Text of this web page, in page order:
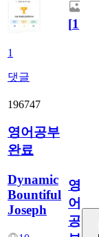
1
댓글
[1]
196747
영어공부
완료
Dynamic
Bountiful
Joseph
영
어
공